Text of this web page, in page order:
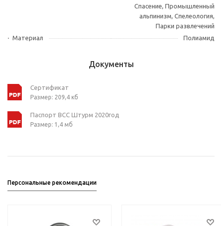
Спасение, Промышленный
альпинизм, Спелеология,
Парки развлечений
Материал
Полиамид
Документы
Сертификат
Размер: 209,4 кб
Паспорт ВСС Штурм 2020год
Размер: 1,4 мб
Персональные рекомендации